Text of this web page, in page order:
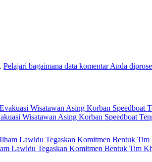
Pelajari bagaimana data komentar Anda
Wisatawan Asing Korban Speedboat
Lawidu Tegaskan Komitmen Bentuk Tim